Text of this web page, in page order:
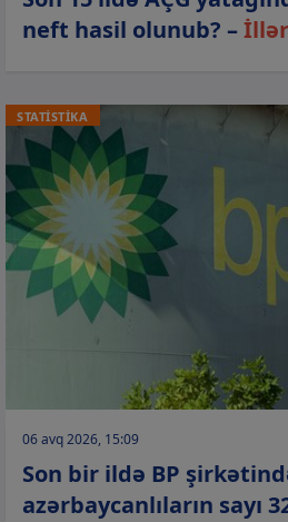
neft hasil olunub? –
STATİSTİKA
06 avq 2026, 15:09
Son bir ildə BP
azərbaycanlıların sayı